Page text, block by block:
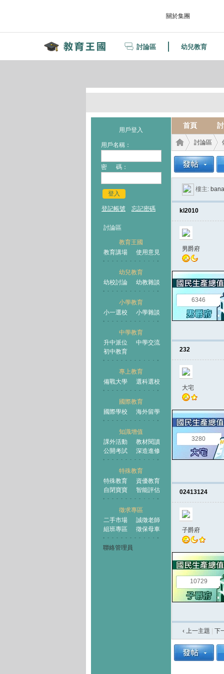
關於集團
討論區 幼兒教育
用戶登入
用戶名稱：
密 碼：
登入
登記帳號 忘記密碼
討論區
教育王國
教育講場
使用意見
幼兒教育
幼校討論
幼教雜談
小學教育
小一選校
小學雜談
中學教育
升中派位
中學交流
初中教育
專上教育
備戰大學
選科選校
國際教育
國際學校
海外留學
知識增值
課外活動
教材閱讀
公開考試
深造進修
特殊教育
特殊教育
資優教育
自閉寶寶
智能評估
徵求專區
二手市場
誠徵老師
組班專區
徵保母車
聯絡管理員
首頁
教育
王國
›
討論區
樓主:
kl2010
男爵府
6346
232
大宅
3280
02413124
子爵府
10729
‹ 上一主題 下